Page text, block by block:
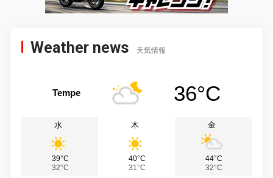
Weather news 天気情報
Tempe 36°C
水
39°C
32°C
木
40°C
31°C
金
44°C
32°C